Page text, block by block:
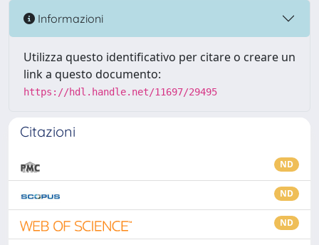
Informazioni
Utilizza questo identificativo per citare o creare un
link a questo documento:
https://hdl.handle.net/11697/29495
Citazioni
ND
ND
ND